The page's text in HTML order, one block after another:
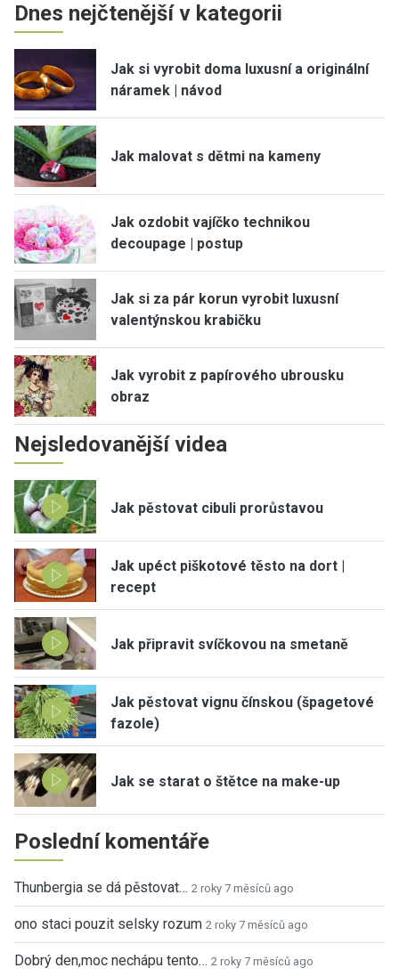
Dnes nejčtenější v kategorii
Jak si vyrobit doma luxusní a originální
náramek | návod
Jak malovat s dětmi na kameny
Jak ozdobit vajíčko technikou
decoupage | postup
Jak si za pár korun vyrobit luxusní
valentýnskou krabičku
Jak vyrobit z papírového ubrousku
obraz
Nejsledovanější videa
Jak pěstovat cibuli prorůstavou
Jak upéct piškotové těsto na dort |
recept
Jak připravit svíčkovou na smetaně
Jak pěstovat vignu čínskou (špagetové
fazole)
Jak se starat o štětce na make-up
Poslední komentáře
Thunbergia se dá pěstovat… 2 roky 7 měsíců ago
ono staci pouzit selsky rozum 2 roky 7 měsíců ago
Dobrý den,moc nechápu tento… 2 roky 7 měsíců ago